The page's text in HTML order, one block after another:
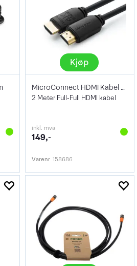
Kjøp
MicroConnect HDMI Kabel 4K 2m
2 Meter Full-Full HDMI kabel
inkl. mva
149,-
Varenr 158686